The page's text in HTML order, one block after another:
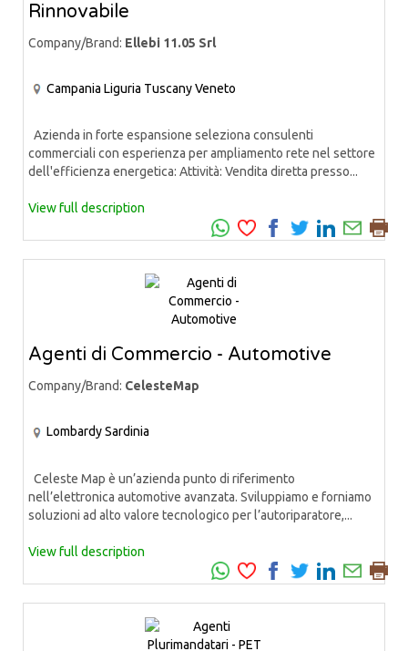
Rinnovabile
Company/Brand: Ellebi 11.05 Srl
Campania Liguria TuscanyVeneto
Azienda in forte espansione seleziona consulenti
commerciali con esperienza per ampliamento rete nel settore
dell'efficienza energetica: Attività: Vendita diretta presso...
View full description
Agenti di Commercio - Automotive
Company/Brand: CelesteMap
LombardySardinia
Celeste Map è un’azienda punto di riferimento
nell’elettronica automotive avanzata. Sviluppiamo e forniamo
soluzioni ad alto valore tecnologico per l’autoriparatore,...
View full description